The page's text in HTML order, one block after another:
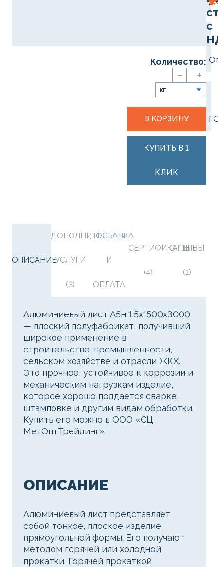
с
Количество:
В КОРЗИНУ
КУПИТЬ В 1
КЛИК
ОПИСАНИЕ
ДОПОЛНИТЕЛЬНЫЕ
УСЛУГИ
(3)
ДОСТАВКА
И
ОПЛАТА
СЕРТИФИКАТЫ
(4)
ОТЗЫВЫ
(1)
Алюминиевый лист А5н 1,5х1500х3000
— плоский полуфабрикат, получивший
широкое применение в
строительстве, промышленности,
сельском хозяйстве и отрасли ЖКХ.
Это прочное, устойчивое к коррозии и
механическим нагрузкам изделие,
которое хорошо поддается сварке,
штамповке и другим видам обработки.
Купить его можно в ООО «СЦ
МетОптТрейдинг».
ОПИСАНИЕ
Алюминиевый лист представляет
собой тонкое, плоское изделие
прямоугольной формы. Его получают
методом горячей или холодной
прокатки. Горячей прокаткой